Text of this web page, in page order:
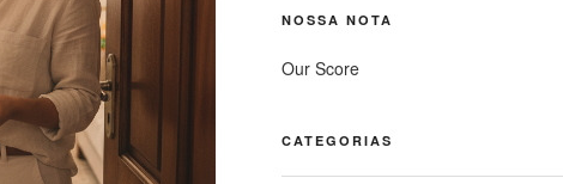
NOSSA NOTA
Our Score
CATEGORIAS